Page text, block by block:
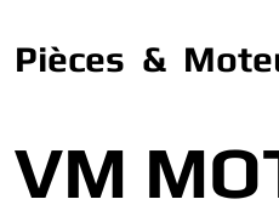
Pièces &
VM